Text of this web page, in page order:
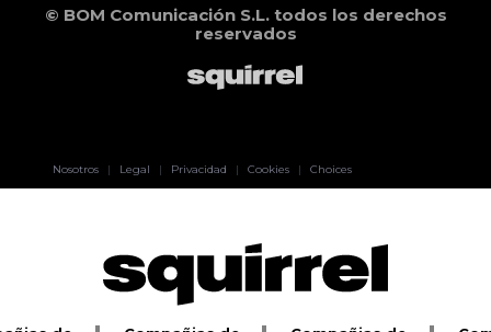
© BOM Comunicación S.L. todos los derechos
reservados
Nosotros | Legal | Privacidad | Cookies | Choices